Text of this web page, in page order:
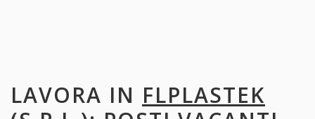
LAVORA IN FLPLASTEK